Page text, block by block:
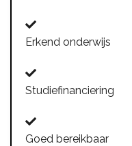
Erkend onderwijs
Studiefinanciering
Goed bereikbaar